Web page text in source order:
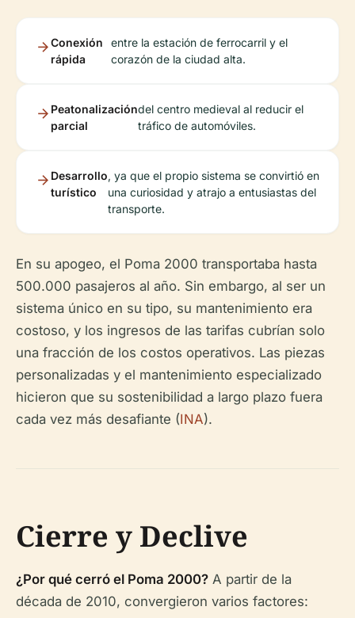
Conexión
rápida
entre la estación de ferrocarril y el
corazón de la ciudad alta.
Peatonalización
parcial
del centro medieval al reducir el
tráfico de automóviles.
Desarrollo
turístico
, ya que el propio sistema se convirtió en
una curiosidad y atrajo a entusiastas del
transporte.
En su apogeo, el Poma 2000 transportaba hasta
500.000 pasajeros al año. Sin embargo, al ser un
sistema único en su tipo, su mantenimiento era
costoso, y los ingresos de las tarifas cubrían solo
una fracción de los costos operativos. Las piezas
personalizadas y el mantenimiento especializado
hicieron que su sostenibilidad a largo plazo fuera
cada vez más desafiante (INA).
Cierre y Declive
¿Por qué cerró el Poma 2000? A partir de la
década de 2010, convergieron varios factores: